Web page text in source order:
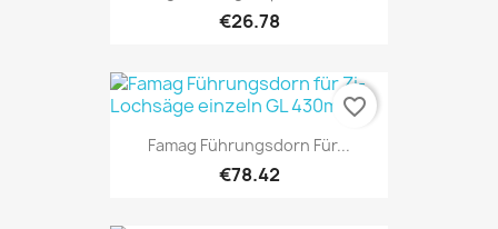
€26.78
Famag Führungsdorn Für...
€78.42
favorite_border